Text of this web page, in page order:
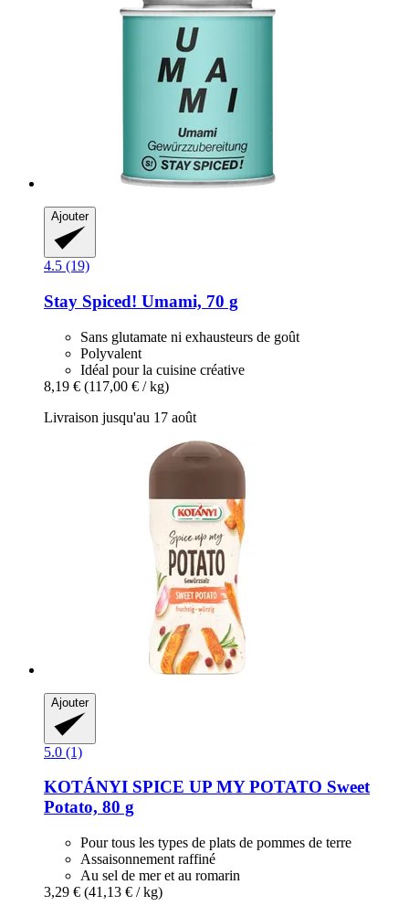
Ajouter
4.5 (19)
Stay Spiced! Umami, 70 g
Sans glutamate ni exhausteurs de goût
Polyvalent
Idéal pour la cuisine créative
8,19 € (117,00 € / kg)
Livraison jusqu'au 17 août
Ajouter
5.0 (1)
KOTÁNYI SPICE UP MY POTATO Sweet
Potato, 80 g
Pour tous les types de plats de pommes de terre
Assaisonnement raffiné
Au sel de mer et au romarin
3,29 € (41,13 € / kg)